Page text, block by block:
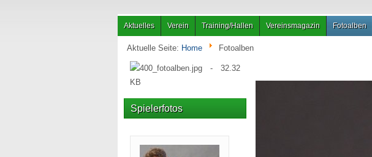
Aktuelles Verein Training/Hallen Vereinsmagazin Fotoalben
Aktuelle Seite: Home Fotoalben
Spielerfotos